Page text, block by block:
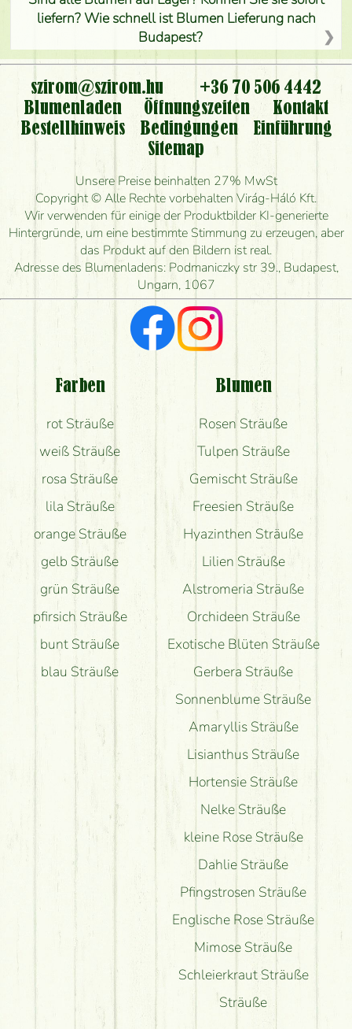
liefern? Wie schnell ist Blumen Lieferung nach
Budapest?
Ist der Blumenladen non stop geöffnet?
Kann ich den bestellten Blumenstrauß persönlich
nehmen oder nur per Blumenversand?
Ist eine Bestellung für ländliche Gebiete möglich?
Wie lange kann ich heute Blumen mit Lieferung
bestellen?
Wie schnell können Sie den Blumenstrauß
herstellen und wann können Sie ihn frühestens
liefern?
Ich suche rote Rosen, hast du welche?
Welche Rückmeldungen bekomme ich zum
Blumenversand?
Bekomme ich wirklich, was auf dem Bild zu sehen
szirom@szirom.hu
+36 70 506 4442
Blumenladen
Öffnungszeiten
Kontakt
Bestellhinweis
Bedingungen
Einführung
Sitemap
Unsere Preise beinhalten 27% MwSt
Copyright © Alle Rechte vorbehalten Virág-Háló Kft.
Wir verwenden für einige der Produktbilder KI-generierte
Hintergründe, um eine bestimmte Stimmung zu erzeugen, aber
das Produkt auf den Bildern ist real.
Adresse des Blumenladens: Podmaniczky str 39., Budapest,
Ungarn, 1067
Farben
rot Sträuße
weiß Sträuße
rosa Sträuße
lila Sträuße
orange Sträuße
gelb Sträuße
grün Sträuße
pfirsich Sträuße
bunt Sträuße
blau Sträuße
Blumen
Rosen Sträuße
Tulpen Sträuße
Gemischt Sträuße
Freesien Sträuße
Hyazinthen Sträuße
Lilien Sträuße
Alstromeria Sträuße
Orchideen Sträuße
Exotische Blüten Sträuße
Gerbera Sträuße
Sonnenblume Sträuße
Amaryllis Sträuße
Lisianthus Sträuße
Hortensie Sträuße
Nelke Sträuße
kleine Rose Sträuße
Dahlie Sträuße
Pfingstrosen Sträuße
Englische Rose Sträuße
Mimose Sträuße
Schleierkraut Sträuße
Sträuße